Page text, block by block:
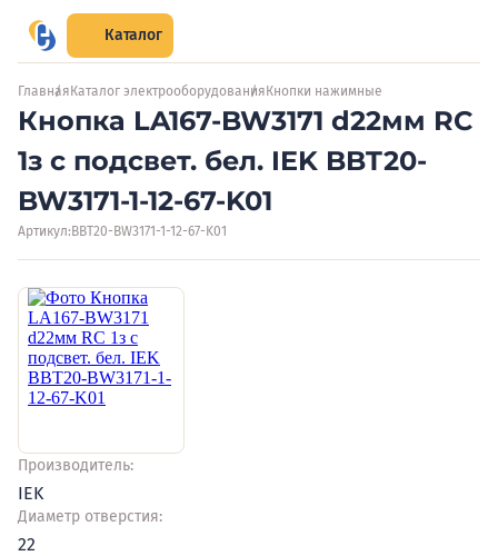
Каталог
Главная Каталог электрооборудования Кнопки нажимные
Кнопка LA167-BW3171 d22мм RC
1з с подсвет. бел. IEK BBT20-
BW3171-1-12-67-K01
Артикул: BBT20-BW3171-1-12-67-K01
Производитель:
IEK
Диаметр отверстия:
22